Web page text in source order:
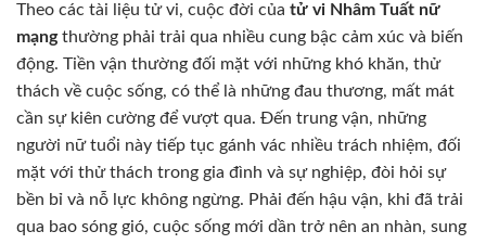
Theo các tài liệu tử vi, cuộc đời của tử vi Nhâm Tuất nữ
mạngthường phải trải qua nhiều cung bậc cảm xúc và biến
động. Tiền vận thường đối mặt với những khó khăn, thử
thách về cuộc sống, có thể là những đau thương, mất mát
cần sự kiên cường để vượt qua. Đến trung vận, những
người nữ tuổi này tiếp tục gánh vác nhiều trách nhiệm, đối
mặt với thử thách trong gia đình và sự nghiệp, đòi hỏi sự
bền bỉ và nỗ lực không ngừng. Phải đến hậu vận, khi đã trải
qua bao sóng gió, cuộc sống mới dần trở nên an nhàn, sung